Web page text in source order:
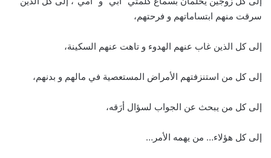
سرقت منهم ابتساماتهم و فرحتهم،
إلى كل الذين غاب عنهم الهدوء و تاهت عنهم السكينة،
إلى كل من استنزفتهم الأمراض المستعصية في مالهم و بدنهم،
إلى كل من يبحث عن الجواب لسؤال أرَقه،
إلى كل هؤلاء… من يهمه الأمر…